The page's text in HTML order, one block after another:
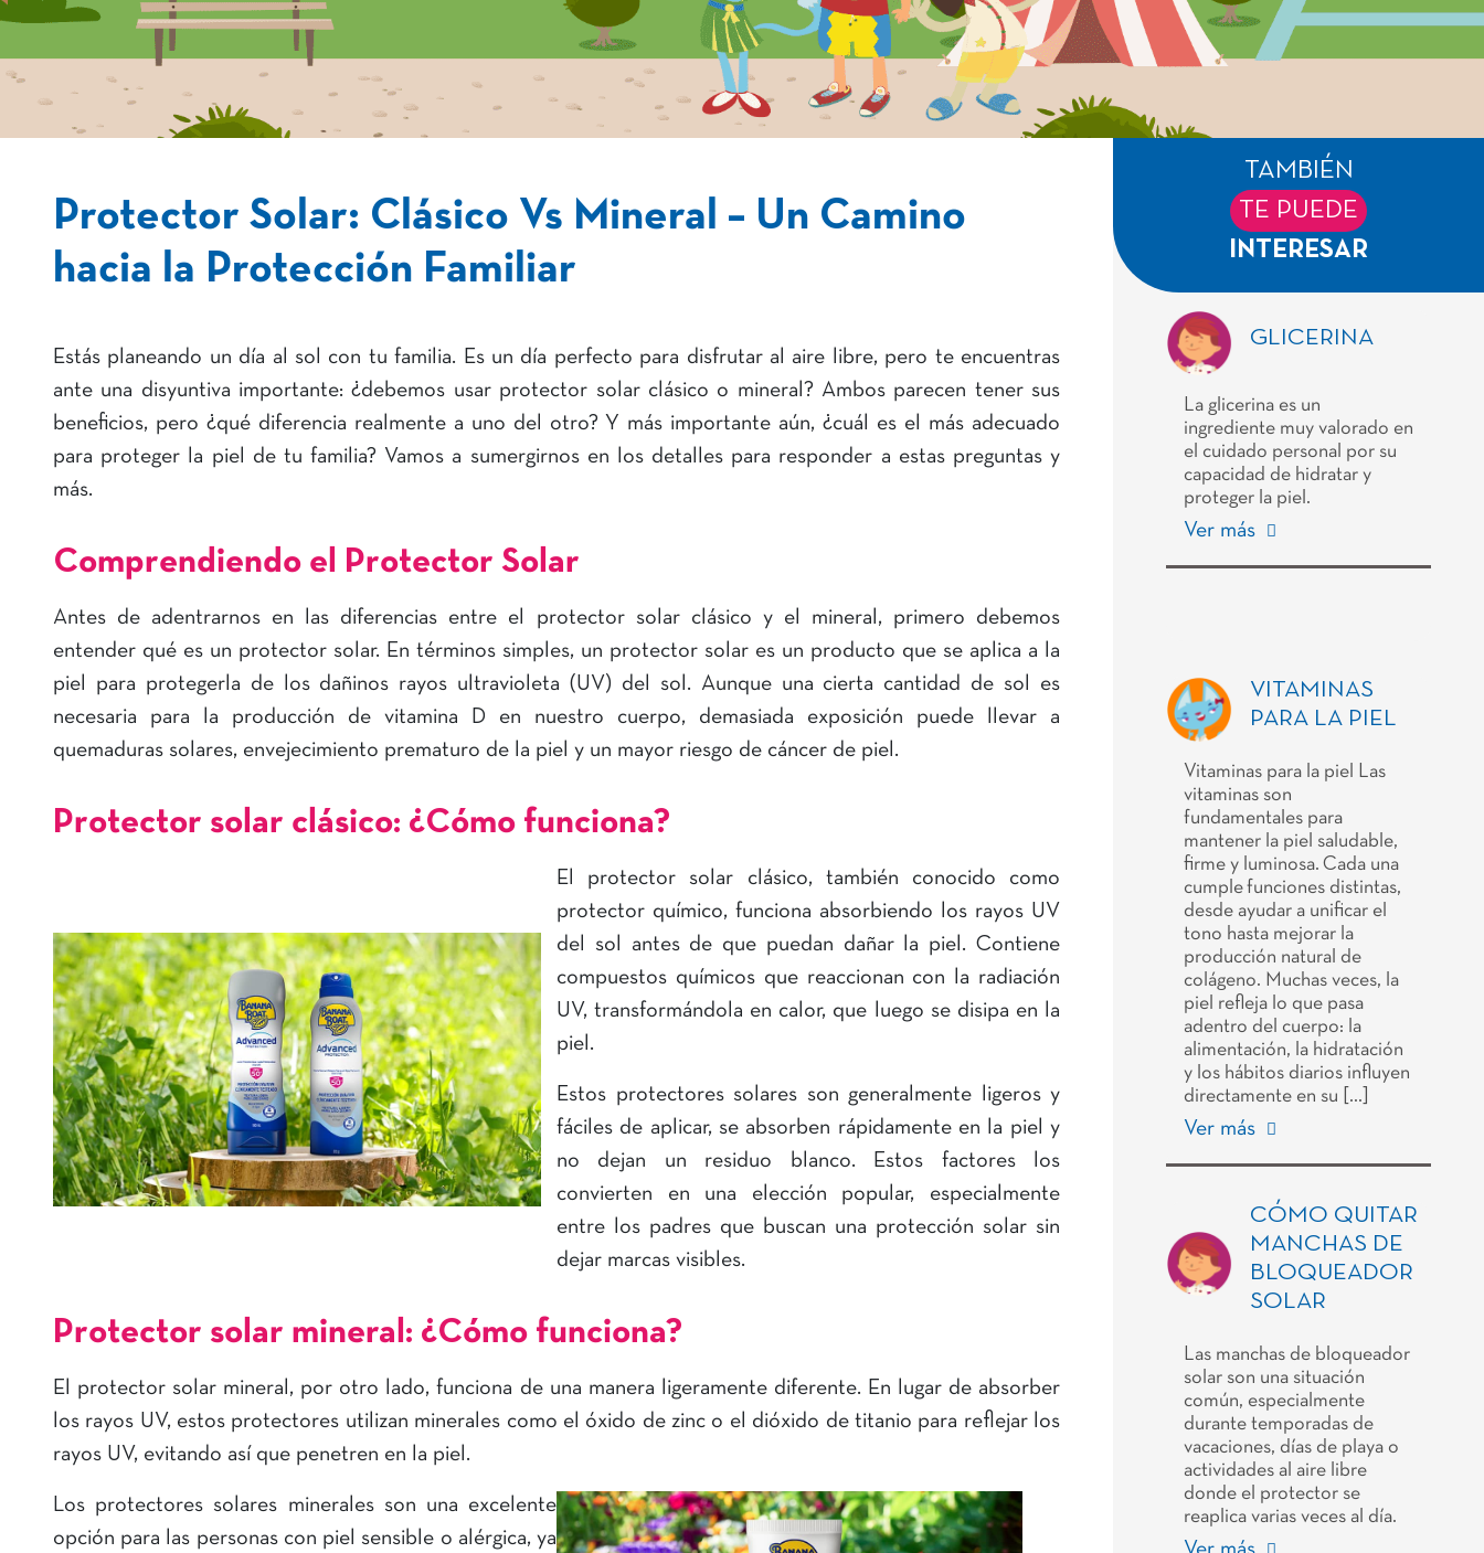
Protector Solar: Clásico Vs Mineral – Un Camino
hacia la Protección Familiar
Estás planeando un día al sol con tu familia. Es un día perfecto para disfrutar al aire libre, pero te encuentras
ante una disyuntiva importante: ¿debemos usar protector solar clásico o mineral? Ambos parecen tener sus
beneficios, pero ¿qué diferencia realmente a uno del otro? Y más importante aún, ¿cuál es el más adecuado
para proteger la piel de tu familia? Vamos a sumergirnos en los detalles para responder a estas preguntas y
más.
Comprendiendo el Protector Solar
Antes de adentrarnos en las diferencias entre el protector solar clásico y el mineral, primero debemos
entender qué es un protector solar. En términos simples, un protector solar es un producto que se aplica a la
piel para protegerla de los dañinos rayos ultravioleta (UV) del sol. Aunque una cierta cantidad de sol es
necesaria para la producción de vitamina D en nuestro cuerpo, demasiada exposición puede llevar a
quemaduras solares, envejecimiento prematuro de la piel y un mayor riesgo de cáncer de piel.
Protector solar clásico: ¿Cómo funciona?
El protector solar clásico, también conocido como
protector químico, funciona absorbiendo los rayos UV
del sol antes de que puedan dañar la piel. Contiene
compuestos químicos que reaccionan con la radiación
UV, transformándola en calor, que luego se disipa en la
piel.
Estos protectores solares son generalmente ligeros y
fáciles de aplicar, se absorben rápidamente en la piel y
no dejan un residuo blanco. Estos factores los
convierten en una elección popular, especialmente
entre los padres que buscan una protección solar sin
dejar marcas visibles.
Protector solar mineral: ¿Cómo funciona?
El protector solar mineral, por otro lado, funciona de una manera ligeramente diferente. En lugar de absorber
los rayos UV, estos protectores utilizan minerales como el óxido de zinc o el dióxido de titanio para reflejar los
rayos UV, evitando así que penetren en la piel.
Los protectores solares minerales son una excelente
opción para las personas con piel sensible o alérgica, ya
TAMBIÉN
TE PUEDE
INTERESAR
GLICERINA
La glicerina es un
ingrediente muy valorado en
el cuidado personal por su
capacidad de hidratar y
proteger la piel.
Ver más
VITAMINAS
PARA LA PIEL
Vitaminas para la piel Las
vitaminas son
fundamentales para
mantener la piel saludable,
firme y luminosa. Cada una
cumple funciones distintas,
desde ayudar a unificar el
tono hasta mejorar la
producción natural de
colágeno. Muchas veces, la
piel refleja lo que pasa
adentro del cuerpo: la
alimentación, la hidratación
y los hábitos diarios influyen
directamente en su […]
Ver más
CÓMO QUITAR
MANCHAS DE
BLOQUEADOR
SOLAR
Las manchas de bloqueador
solar son una situación
común, especialmente
durante temporadas de
vacaciones, días de playa o
actividades al aire libre
donde el protector se
reaplica varias veces al día.